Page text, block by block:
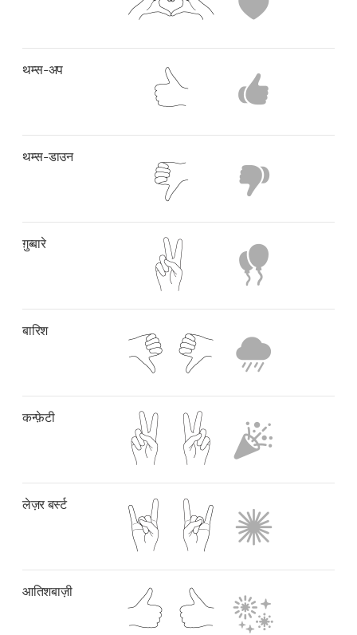
थम्स-अप
थम्स-डाउन
ग़ुब्बारे
बारिश
कन्फ़ेटी
लेज़र बर्स्ट
आतिशबाज़ी